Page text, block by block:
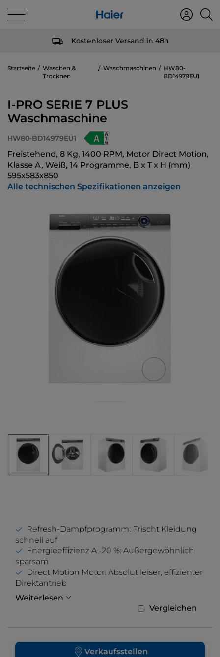
Kostenloser Versand in 48h
Startseite
Waschen &
Trocknen
Waschmaschinen
HW80-
BD14979EU1
I-PRO SERIE 7 PLUS
Waschmaschine
HW80-BD14979EU1
Freistehend, 8 Kg, 1400 RPM, Motor Direct Motion,
Klasse A, Weiß, 14 Programme, B x T x H (mm)
595x583x850
Alle technischen Spezifikationen anzeigen
Refresh-Dampfprogramm: Frischt Kleidung
schnell auf
Energieeffizienz A -20 %: Außergewöhnlich
sparsam
Direct Motion Motor: Absolut leiser, effizienter
Direktantrieb
Weiterlesen
Vergleichen
Verkaufsstellen